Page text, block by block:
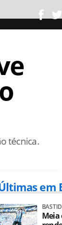
técnica.
em